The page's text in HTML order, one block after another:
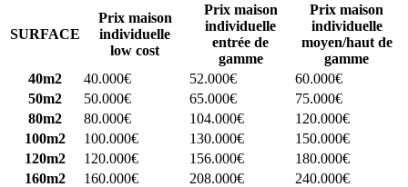
SURFACE
Prix maison
individuelle
low cost
Prix maison
individuelle
entrée de
gamme
Prix maison
individuelle
moyen/haut de
gamme
40m2
40.000€ 52.000€
60.000€
50m2
50.000€ 65.000€
75.000€
80m2
80.000€ 104.000€
120.000€
100m2
100.000€ 130.000€
150.000€
120m2
120.000€ 156.000€
180.000€
160m2
160.000€ 208.000€
240.000€